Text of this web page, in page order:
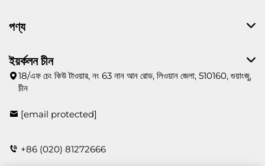
পণ্য
ইয়র্কলন চীন
18/এফ চেং কিউ টাওয়ার, নং 63 নান আন রোড, লিওয়ান জেলা, 510160, গুয়াংজু,
চীন
[email protected]
+86 (020) 81272666